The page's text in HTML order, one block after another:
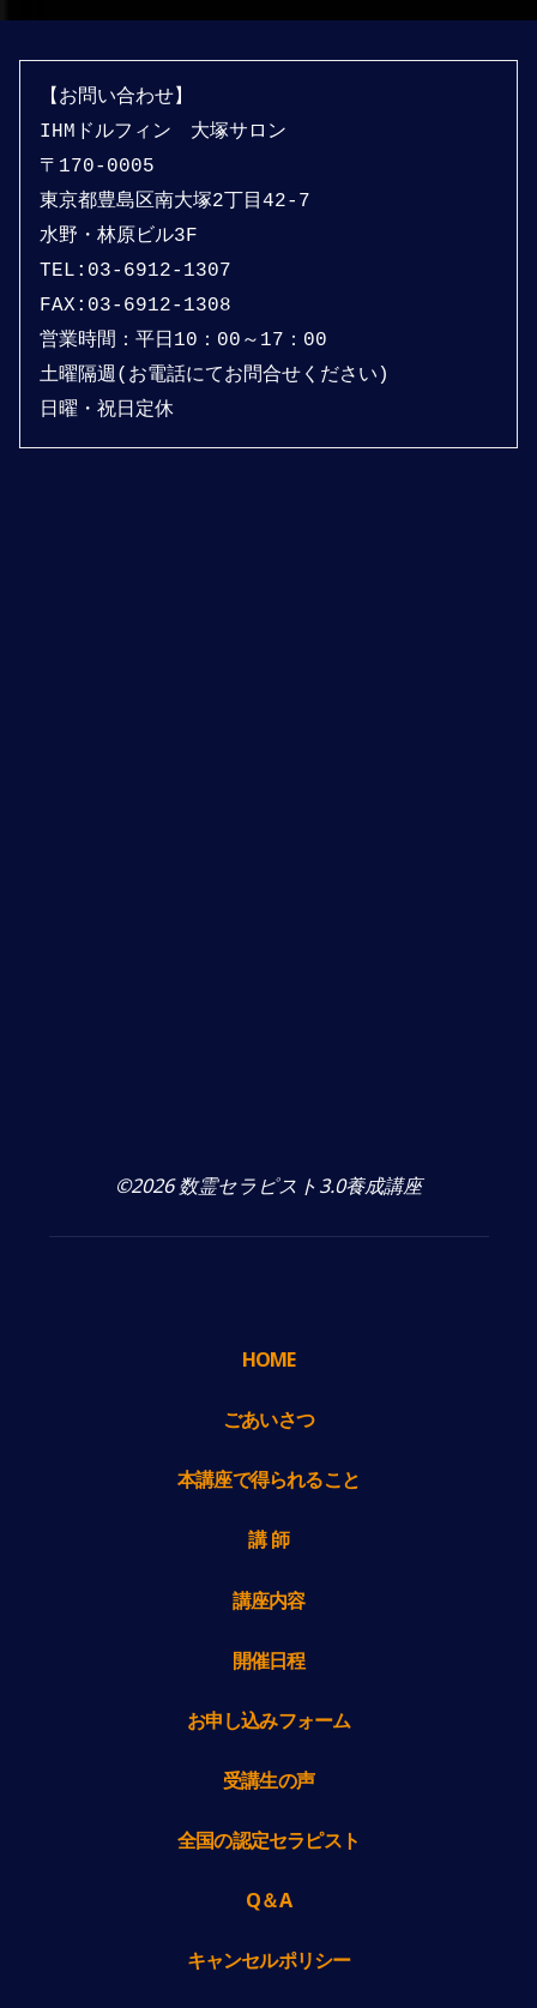
【お問い合わせ】
IHMドルフィン　大塚サロン
〒170-0005
東京都豊島区南大塚2丁目42-7
水野・林原ビル3F
TEL:03-6912-1307
FAX:03-6912-1308
営業時間：平日10：00～17：00
土曜隔週(お電話にてお問合せください)
日曜・祝日定休
©2026 数霊セラピスト3.0養成講座
HOME
ごあいさつ
本講座で得られること
講 師
講座内容
開催日程
お申し込みフォーム
受講生の声
全国の認定セラピスト
Q＆A
キャンセルポリシー